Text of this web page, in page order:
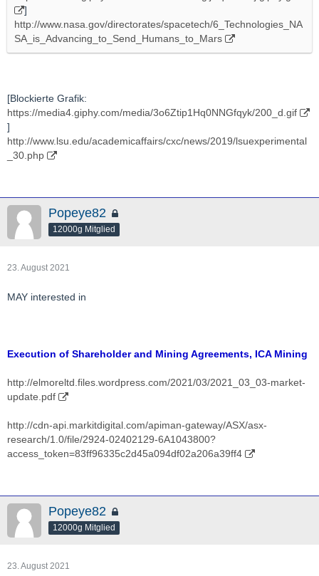
]
http://www.nasa.gov/directorates/spacetech/6_Technologies_NA
SA_is_Advancing_to_Send_Humans_to_Mars
[Blockierte Grafik:
https://media4.giphy.com/media/3o6Ztip1Hq0NNGfqyk/200_d.gif
]
http://www.lsu.edu/academicaffairs/cxc/news/2019/lsuexperimental
_30.php
Popeye82
12000g Mitglied
23. August 2021
MAY interested in
Execution of Shareholder and Mining Agreements, ICA Mining
http://elmoreltd.files.wordpress.com/2021/03/2021_03_03-market-
update.pdf
http://cdn-api.markitdigital.com/apiman-gateway/ASX/asx-
research/1.0/file/2924-02402129-6A1043800?
access_token=83ff96335c2d45a094df02a206a39ff4
Popeye82
12000g Mitglied
23. August 2021